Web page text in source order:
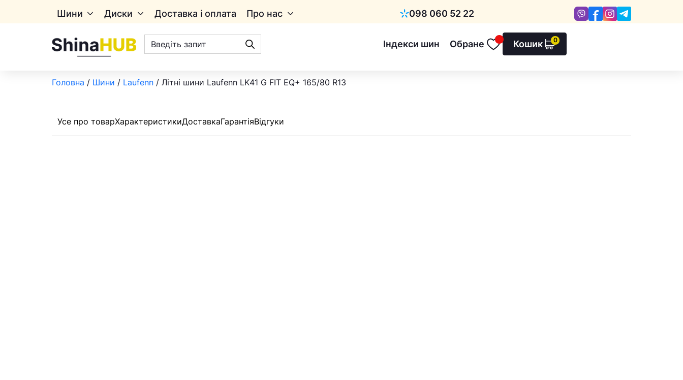
Шини Диски Доставка і оплата Про нас 098 060 52 22
Київстар
ViberFacebookInstagram
Пошук
товарів
Індекси шин Обране
Обране Кошик 0
Головна / Шини / Laufenn / Літні шини Laufenn LK41 G FIT EQ+ 165/80 R13
Усе про товарХарактеристикиДоставкаГарантіяВідгуки